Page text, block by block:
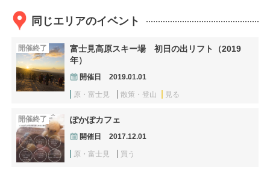
同じエリアのイベント
開催終了
富士見高原スキー場 初日の出リフト（2019
年）
開催日 2019.01.01
原・富士見 散策・登山 見る
開催終了 ぽかぽカフェ
開催日 2017.12.01
原・富士見 買う